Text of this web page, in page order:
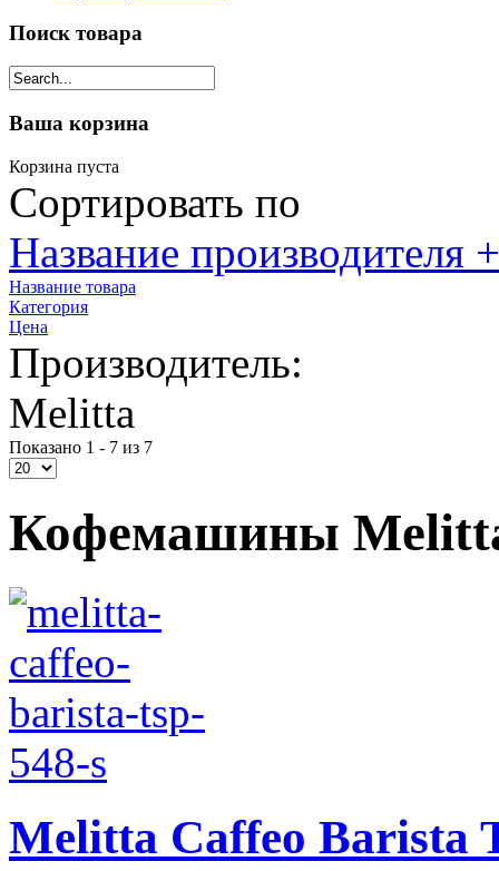
Поиск товара
Ваша корзина
Корзина пуста
Сортировать по
Название производителя
Название товара
Категория
Цена
Производитель:
Melitta
Показано 1 - 7 из 7
Кофемашины
Melitta Caffeo Barista